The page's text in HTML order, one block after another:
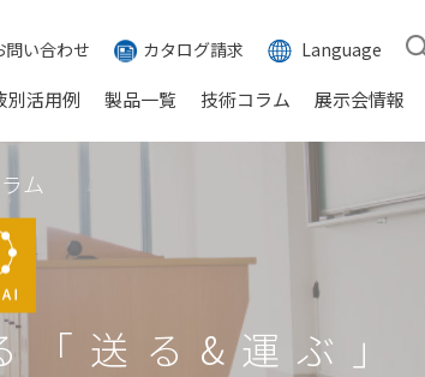
問い合わせ カタログ請求 Language
別活用例 製品一覧 技術コラム 展示会情報
ム
「送る&運ぶ」